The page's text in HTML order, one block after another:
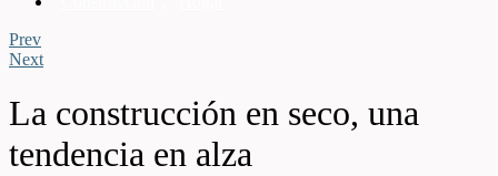
Prev
Next
La construcción en seco, una
tendencia en alza